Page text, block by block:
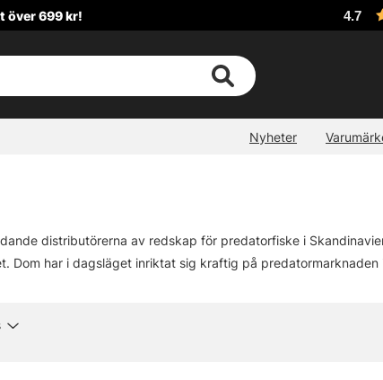
över 699 kr! 4.7
Nyheter
distributörerna av redskap för predatorfiske i
Dom har i dagsläget inriktat sig kraftig på